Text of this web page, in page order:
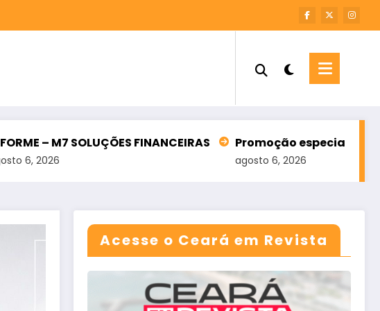
FINANCEIRAS Promoção especial de Dia dos Pais
Acesse o Ceará em Revista